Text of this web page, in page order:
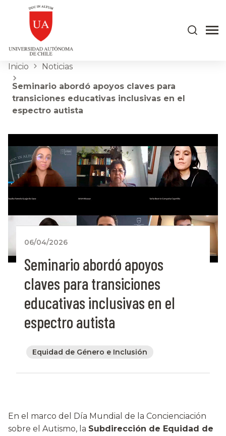
Inicio Noticias
Seminario abordó apoyos claves para
transiciones educativas inclusivas en el
espectro autista
06/04/2026
Seminario abordó apoyos
claves para transiciones
educativas inclusivas en el
espectro autista
Equidad de Género e Inclusión
En el marco del Día Mundial de la Concienciación
sobre el Autismo, la Subdirección de Equidad de